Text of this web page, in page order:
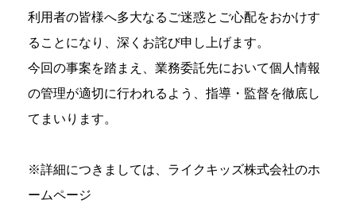
利用者の皆様へ多大なるご迷惑とご心配をおかけす
ることになり、深くお詫び申し上げます。
今回の事案を踏まえ、業務委託先において個人情報
の管理が適切に行われる よう、指導・監督を徹底し
てまいります。
※詳細につきましては、ライクキッズ株式会社のホ
ームページ